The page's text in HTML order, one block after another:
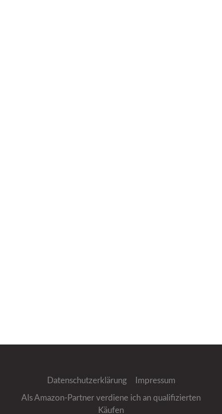
Datenschutzerklärung Impressum
Als Amazon-Partner verdiene ich an qualifizierten
Käufen